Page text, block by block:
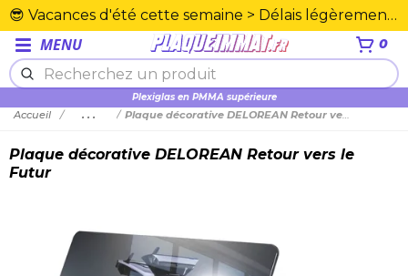
😎 Vacances d'été cette semaine > Délais légèrement rallongés. Merci☀️
MENU 0
Plexiglas en PMMA supérieure
Accueil ... Plaque décorative DELOREAN Retour vers le Futur
Plaque décorative DELOREAN Retour vers le
Futur